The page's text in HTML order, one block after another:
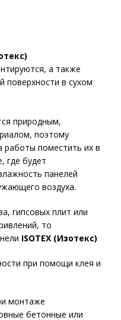
а также
поверхности в сухом
природным,
поэтому
работы поместить их в
где будет
панелей
воздуха.
гипсовых плит или
то
ISOTEX (Изотекс)
при помощи клея и
монтаже
бетонные или